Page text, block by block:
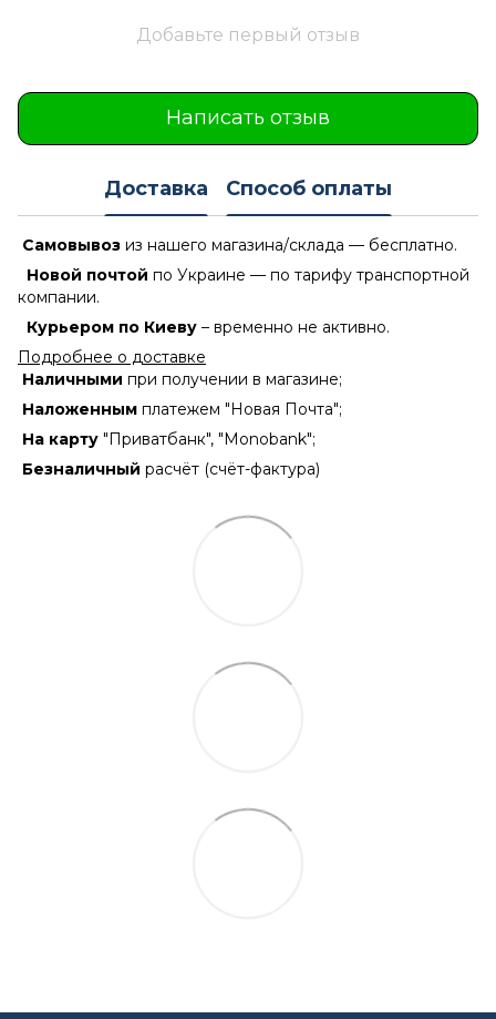
Добавьте первый отзыв
Написать отзыв
Доставка Способ оплаты
Самовывоз из нашего магазина/склада — бесплатно.
Новой почтой по Украине — по тарифу транспортной
компании.
Курьером по Киеву – временно не активно.
Подробнее о доставке
Наличными при получении в магазине;
Наложенным платежем "Новая Почта";
На карту "Приватбанк", "Monobank";
Безналичный расчёт (счёт-фактура)